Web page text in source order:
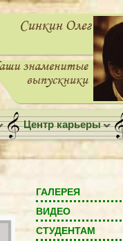
Центр карьеры
ГАЛЕРЕЯ
ВИДЕО
СТУДЕНТАМ